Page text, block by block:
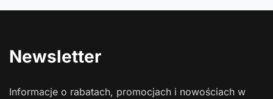
Newsletter
Informacje o rabatach, promocjach i nowościach w